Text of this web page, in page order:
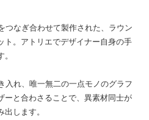
つなぎ合わせて製作された、ラウン
ト。アトリエでデザイナー自身の手
入れ、唯一無二の一点モノのグラフ
ーと合わさることで、異素材同士が
します。